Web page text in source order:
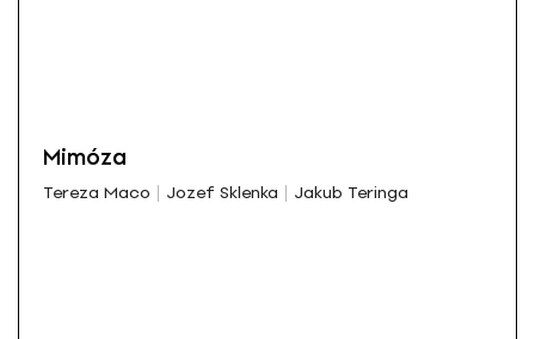
Mimóza
Tereza Maco Jozef Sklenka Jakub Teringa